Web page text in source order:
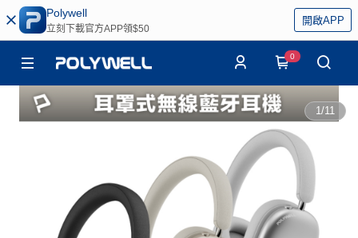
Polywell
立刻下載官方APP領$50
開啟APP
0
1/11